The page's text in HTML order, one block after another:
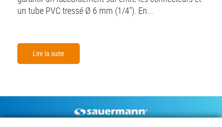
un tube PVC tressé Ø 6 mm (1/4"). En...
Lire la suite